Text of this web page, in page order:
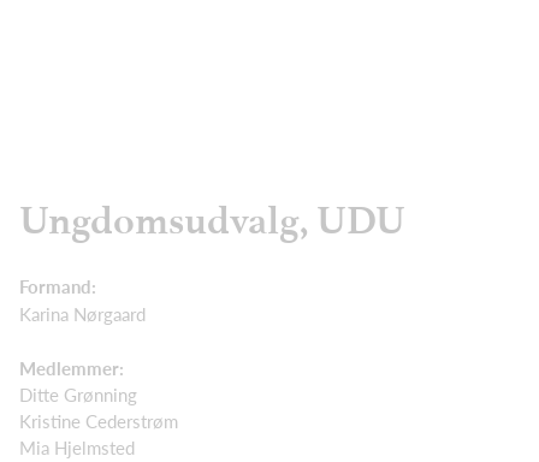
Ungdomsudvalg, UDU
Formand:
Karina Nørgaard
Medlemmer:
Ditte Grønning
Kristine Cederstrøm
Mia Hjelmsted